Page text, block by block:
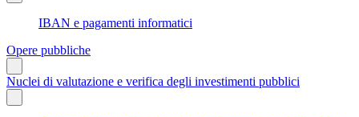
IBAN e pagamenti informatici
Opere pubbliche
Nuclei di valutazione e verifica degli investimenti pubblici